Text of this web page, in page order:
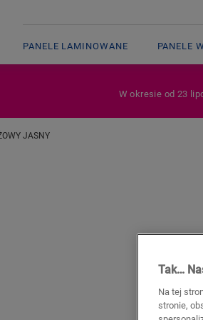
PANELE LAMINOWANE PANELE
W okresie od 23
JASNY
Tak…
Na tej
stronie,